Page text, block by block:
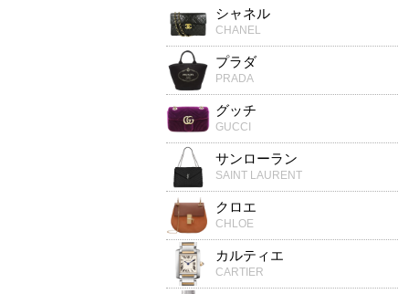
シャネル
CHANEL
プラダ
PRADA
グッチ
GUCCI
サンローラン
SAINT LAURENT
クロエ
CHLOE
カルティエ
CARTIER